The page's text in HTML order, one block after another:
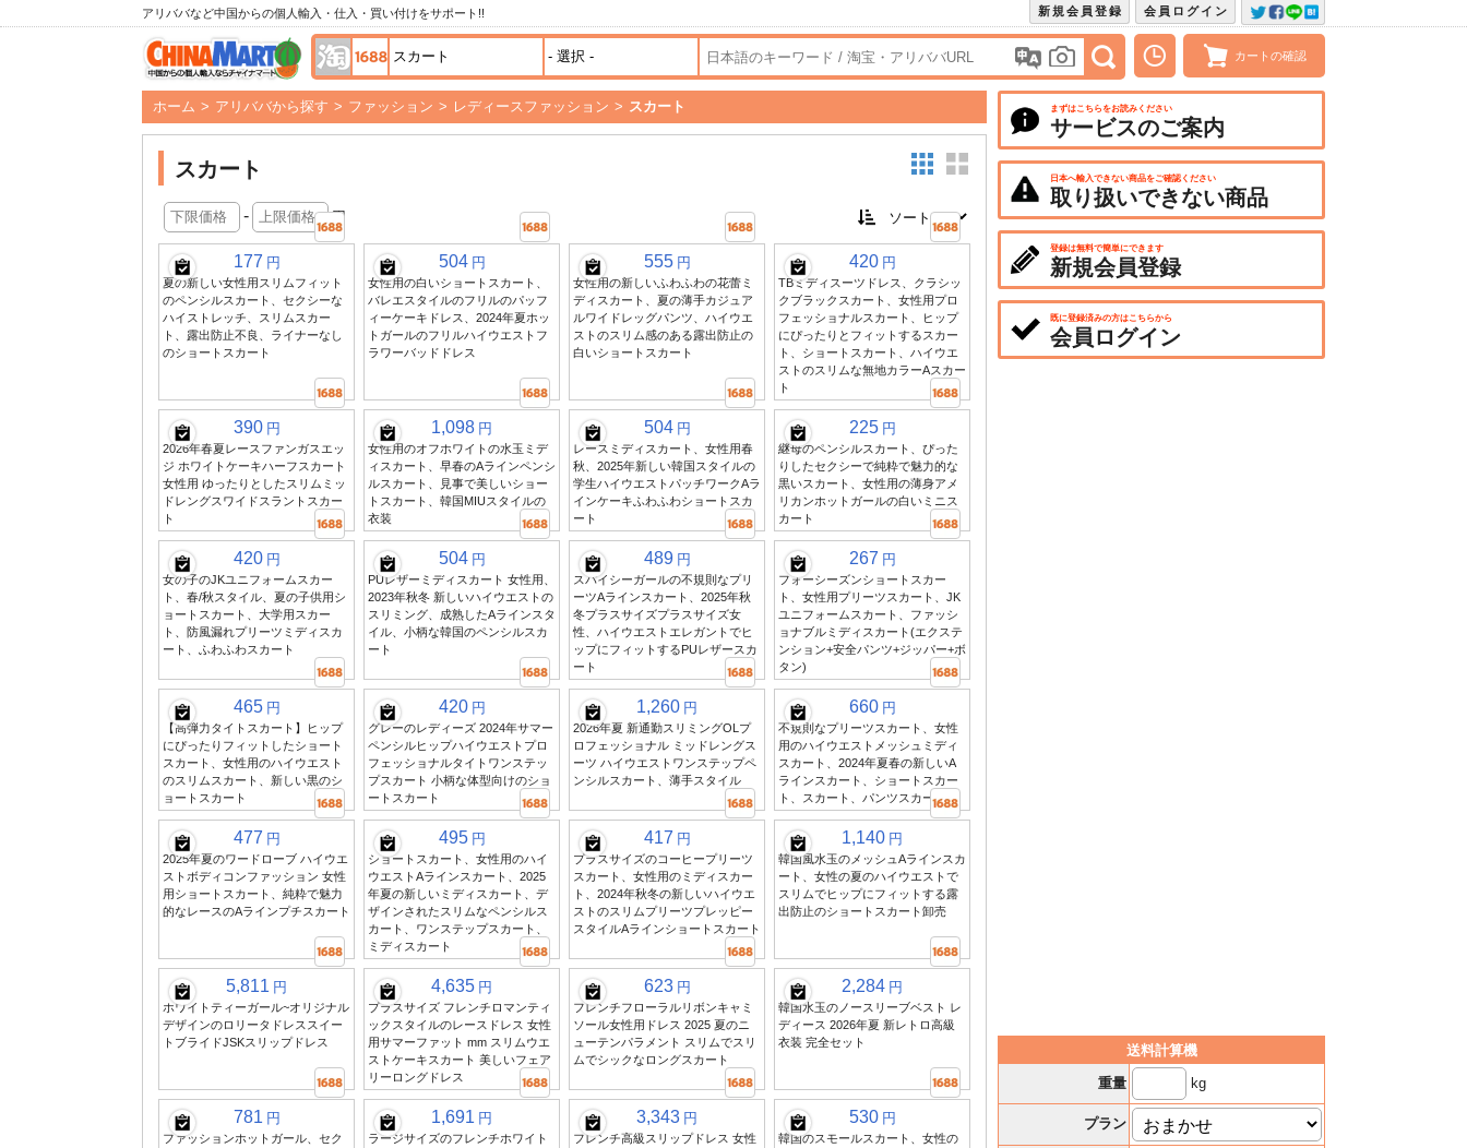
アリババなど中国からの個人輸入・仕入・買い付けをサポート!! 会員ログイン
新規会員登録
カートの確認
ホーム > アリババから探す > ファッション > レディースファッション > スカート
スカート
- 円
177 円
夏の新しい女性用スリムフィット
のペンシルスカート、セクシーな
ハイストレッチ、スリムスカー
ト、露出防止不良、ライナーなし
のショートスカート
504 円
女性用の白いショートスカート、
バレエスタイルのフリルのパッフ
ィーケーキドレス、2024年夏ホッ
トガールのフリルハイウエストフ
ラワーバッドドレス
555 円
女性用の新しいふわふわの花蕾ミ
ディスカート、夏の薄手カジュア
ルワイドレッグパンツ、ハイウエ
ストのスリム感のある露出防止の
白いショートスカート
420 円
TBミディスーツドレス、クラシッ
クブラックスカート、女性用プロ
フェッショナルスカート、ヒップ
にぴったりとフィットするスカー
ト、ショートスカート、ハイウエ
ストのスリムな無地カラーAスカー
ト
390 円
2026年春夏レースファンガスエッ
ジ ホワイトケーキハーフスカート
女性用 ゆったりとしたスリムミッ
ドレングスワイドスラントスカー
ト
1,098 円
女性用のオフホワイトの水玉ミデ
ィスカート、早春のAラインペンシ
ルスカート、見事で美しいショー
トスカート、韓国MIUスタイルの
衣装
504 円
レースミディスカート、女性用春
秋、2025年新しい韓国スタイルの
学生ハイウエストパッチワークAラ
インケーキふわふわショートスカ
ート
225 円
継母のペンシルスカート、ぴった
りしたセクシーで純粋で魅力的な
黒いスカート、女性用の薄身アメ
リカンホットガールの白いミニス
カート
420 円
女の子のJKユニフォームスカー
ト、春/秋スタイル、夏の子供用シ
ョートスカート、大学用スカー
ト、防風漏れプリーツミディスカ
ート、ふわふわスカート
504 円
PUレザーミディスカート 女性用、
2023年秋冬 新しいハイウエストの
スリミング、成熟したAラインスタ
イル、小柄な韓国のペンシルスカ
ート
489 円
スパイシーガールの不規則なプリ
ーツAラインスカート、2025年秋
冬プラスサイズプラスサイズ女
性、ハイウエストエレガントでヒ
ップにフィットするPUレザースカ
ート
267 円
フォーシーズンショートスカー
ト、女性用プリーツスカート、JK
ユニフォームスカート、ファッシ
ョナブルミディスカート(エクステ
ンション+安全パンツ+ジッパー+ボ
タン)
465 円
【高弾力タイトスカート】ヒップ
にぴったりフィットしたショート
スカート、女性用のハイウエスト
のスリムスカート、新しい黒のシ
ョートスカート
420 円
グレーのレディーズ 2024年サマー
ペンシルヒップハイウエストプロ
フェッショナルタイトワンステッ
プスカート 小柄な体型向けのショ
ートスカート
1,260 円
2026年夏 新通勤スリミングOLプ
ロフェッショナル ミッドレングス
ーツ ハイウエストワンステップペ
ンシルスカート、薄手スタイル
660 円
不規則なプリーツスカート、女性
用のハイウエストメッシュミディ
スカート、2024年夏春の新しいA
ラインスカート、ショートスカー
ト、スカート、パンツスカート
477 円
2025年夏のワードローブ ハイウエ
ストボディコンファッション 女性
用ショートスカート、純粋で魅力
的なレースのAラインプチスカート
495 円
ショートスカート、女性用のハイ
ウエストAラインスカート、2025
年夏の新しいミディスカート、デ
ザインされたスリムなペンシルス
カート、ワンステップスカート、
ミディスカート
417 円
プラスサイズのコーヒープリーツ
スカート、女性用のミディスカー
ト、2024年秋冬の新しいハイウエ
ストのスリムプリーツプレッピー
スタイルAラインショートスカート
1,140 円
韓国風水玉のメッシュAラインスカ
ート、女性の夏のハイウエストで
スリムでヒップにフィットする露
出防止のショートスカート卸売
5,811 円
ホワイトティーガール~オリジナル
デザインのロリータドレススイー
トブライドJSKスリップドレス
4,635 円
プラスサイズ フレンチロマンティ
ックスタイルのレースドレス 女性
用サマーファット mm スリムウエ
ストケーキスカート 美しいフェア
リーロングドレス
623 円
フレンチフローラルリボンキャミ
ソール女性用ドレス 2025 夏のニ
ューテンパラメント スリムでスリ
ムでシックなロングスカート
2,284 円
韓国水玉のノースリーブベスト レ
ディース 2026年夏 新レトロ高級
衣装 完全セット
781 円
ファッションホットガール、セク
1,691 円
ラージサイズのフレンチホワイト
3,343 円
フレンチ高級スリップドレス 女性
530 円
韓国のスモールスカート、女性の
まずはこちらをお読みください
サービスのご案内
日本へ輸入できない商品をご確認ください
取り扱いできない商品
登録は無料で簡単にできます
新規会員登録
既に登録済みの方はこちらから
会員ログイン
送料計算機
重量
kg
プラン